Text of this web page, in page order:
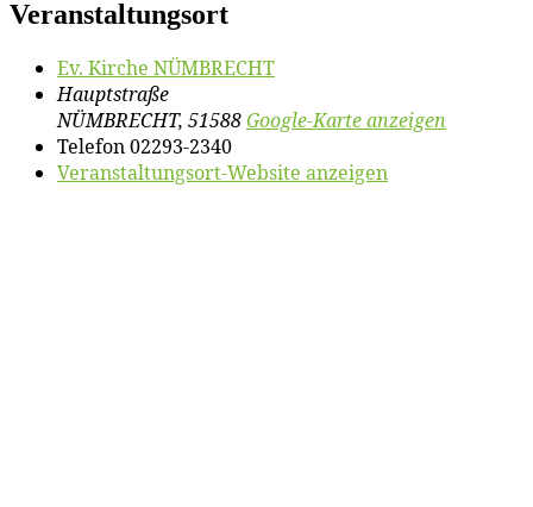
Veranstaltungsort
Ev. Kir­che NÜMBRECHT
Hauptstraße
NÜMBRECHT, 51588Google-Karte anzeigen
Telefon02293-2340
Veranstaltungsort-Website anzeigen